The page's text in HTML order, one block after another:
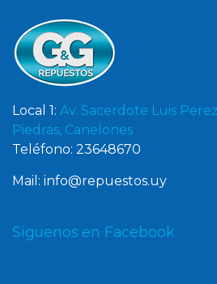
Local 1: Av. Sacerdote Luis
Piedras, Canelones
Teléfono: 23648670
Mail: info@repuestos.uy
Siguenos en Facebook